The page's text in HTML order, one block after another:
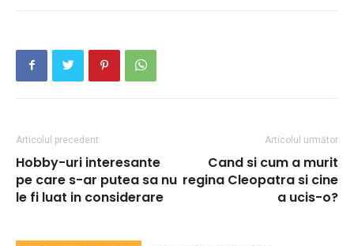
Articolul precedent
Hobby-uri interesante
pe care s-ar putea sa nu
le fi luat in considerare
Articolul următor
Cand si cum a murit
regina Cleopatra si cine
a ucis-o?